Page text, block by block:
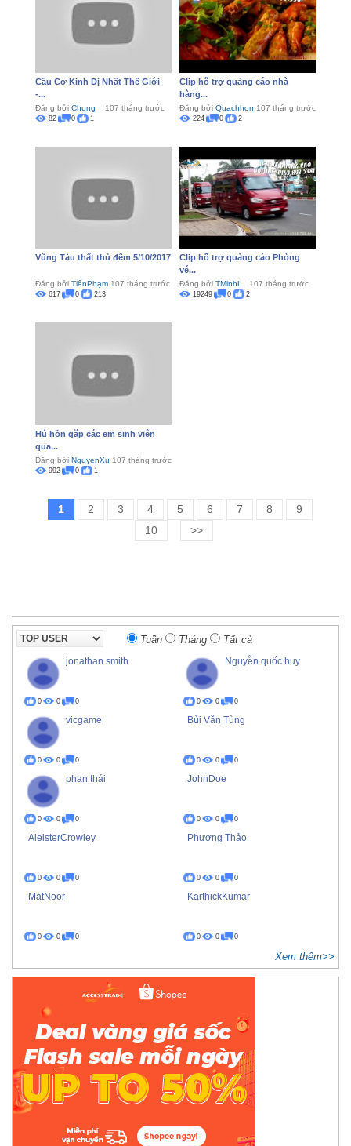
Cầu Cơ Kinh Dị Nhất Thế Giới
-...
Đăng bởi Chung 107 tháng trước
82 0 1
Clip hỗ trợ quảng cáo nhà
hàng...
Đăng bởi Quachhon 107 tháng trước
224 0 2
Vũng Tàu thất thủ đêm 5/10/2017
Đăng bởi TiếnPhạm 107 tháng trước
617 0 213
Clip hỗ trợ quảng cáo Phòng
vé...
Đăng bởi TMinhL 107 tháng trước
19249 0 2
Hú hồn gặp các em sinh viên
qua...
Đăng bởi NguyenXu 107 tháng trước
992 0 1
1 2 3 4 5 6 7 8
9
10
>>
Tuần Tháng Tất cả
jonathan smith
0 0 0
Nguyễn quốc huy
0 0 0
vicgame
0 0 0
Bùi Văn Tùng
0 0 0
phan thái
0 0 0
JohnDoe
0 0 0
AleisterCrowley
0 0 0
Phương Thảo
0 0 0
MatNoor
0 0 0
KarthickKumar
0 0 0
Xem thêm>>